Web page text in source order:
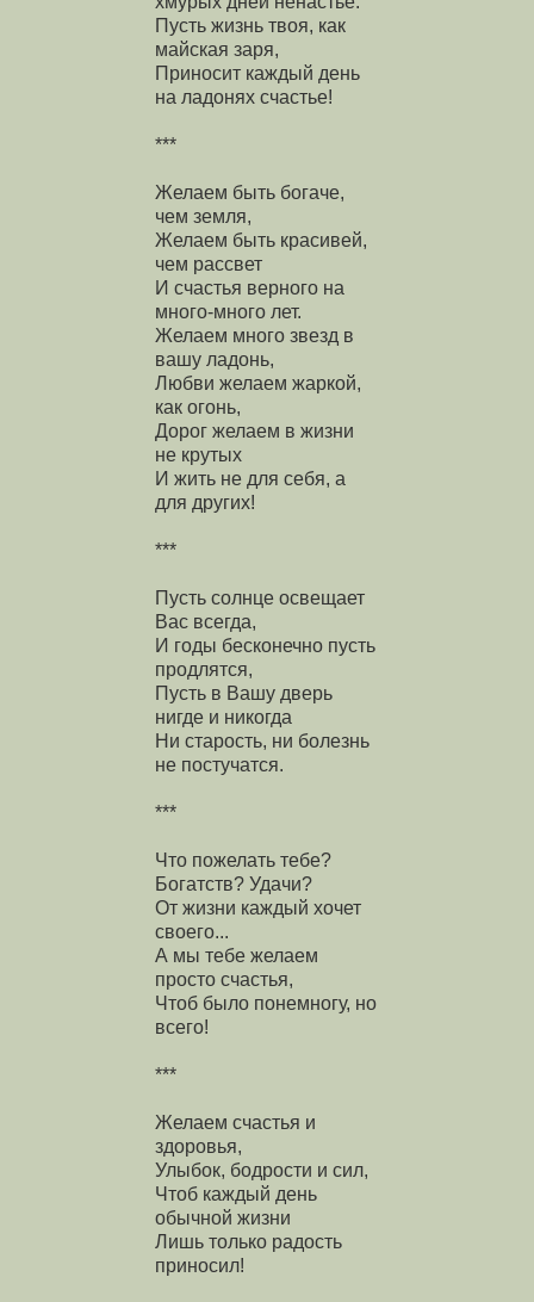
Пусть жизнь твоя, как
майская заря,
Приносит каждый день
на ладонях счастье!
***
Желаем быть богаче,
чем земля,
Желаем быть красивей,
чем рассвет
И счастья верного на
много-много лет.
Желаем много звезд в
вашу ладонь,
Любви желаем жаркой,
как огонь,
Дорог желаем в жизни
не крутых
И жить не для себя, а
для других!
***
Пусть солнце освещает
Вас всегда,
И годы бесконечно пусть
продлятся,
Пусть в Вашу дверь
нигде и никогда
Ни старость, ни болезнь
не постучатся.
***
Что пожелать тебе?
Богатств? Удачи?
От жизни каждый хочет
своего...
А мы тебе желаем
просто счастья,
Чтоб было понемногу, но
всего!
***
Желаем счастья и
здоровья,
Улыбок, бодрости и сил,
Чтоб каждый день
обычной жизни
Лишь только радость
приносил!